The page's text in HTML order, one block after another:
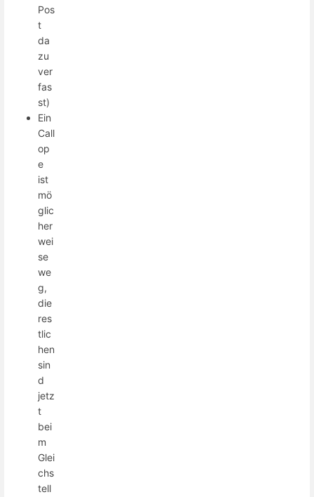
Pos
t
da
zu
ver
fas
st)
Ein
Call
op
e
ist
mö
glic
her
wei
se
we
g,
die
res
tlic
hen
sin
d
jetz
t
bei
m
Glei
chs
tell